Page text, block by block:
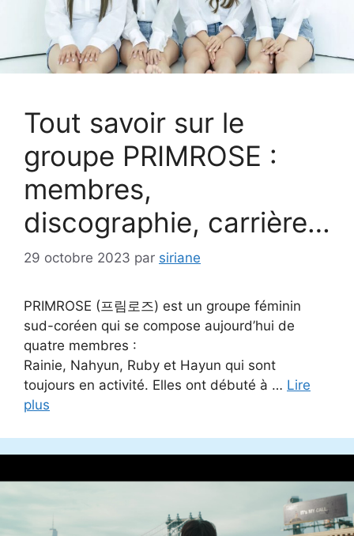
Tout savoir sur le
groupe PRIMROSE :
membres,
discographie, carrière…
29 octobre 2023 par siriane
PRIMROSE (프림로즈) est un groupe féminin
sud-coréen qui se compose aujourd’hui de
quatre membres :
Rainie, Nahyun, Ruby et Hayun qui sont
toujours en activité. Elles ont débuté à … Lire
plus